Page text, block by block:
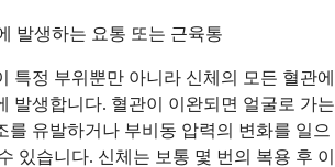
발생하는 요통 또는 근육통
특정 부위뿐만 아니라 신체의 모든 혈관에
발생합니다. 혈관이 이완되면 얼굴로 가는
를 유발하거나 부비동 압력의 변화를 일으
있습니다. 신체는 보통 몇 번의 복용 후 이